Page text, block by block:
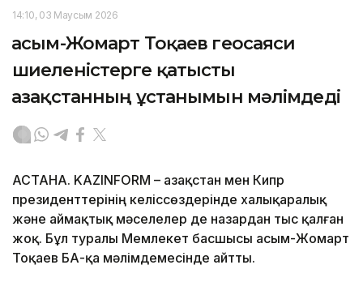
14:10, 03 Маусым 2026
Қасым-Жомарт Тоқаев геосаяси
шиеленістерге қатысты
Қазақстанның ұстанымын мәлімдеді
АСТАНА. KAZINFORM – Қазақстан мен Кипр
президенттерінің келіссөздерінде халықаралық
және аймақтық мәселелер де назардан тыс қалған
жоқ. Бұл туралы Мемлекет басшысы Қасым-Жомарт
Тоқаев БАҚ-қа мәлімдемесінде айтты.